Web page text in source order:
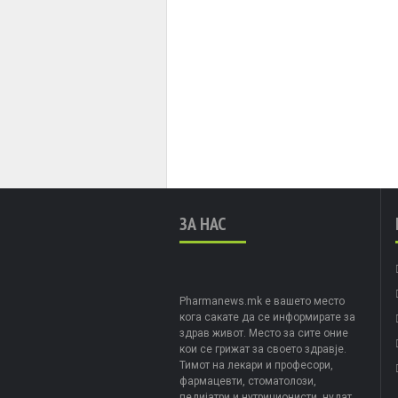
ЗА НАС
Pharmanews.mk е вашето место
кога сакате да се информирате за
здрав живот. Место за сите оние
кои се грижат за своето здравје.
Тимот на лекари и професори,
фармацевти, стоматолози,